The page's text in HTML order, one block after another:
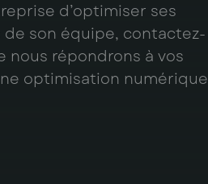
d’optimiser ses
de son équipe, contactez-
nous répondrons à vos
optimisation numérique